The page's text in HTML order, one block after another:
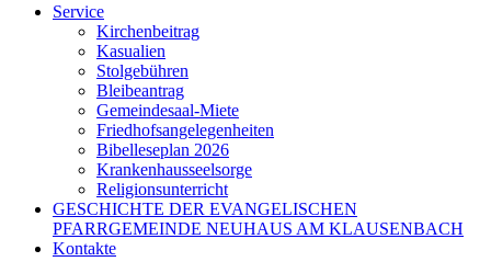
Service
Kirchenbeitrag
Kasualien
Stolgebühren
Bleibeantrag
Gemeindesaal-Miete
Friedhofsangelegenheiten
Bibelleseplan 2026
Krankenhausseelsorge
Religionsunterricht
GESCHICHTE DER EVANGELISCHEN
PFARRGEMEINDE NEUHAUS AM KLAUSENBACH
Kontakte